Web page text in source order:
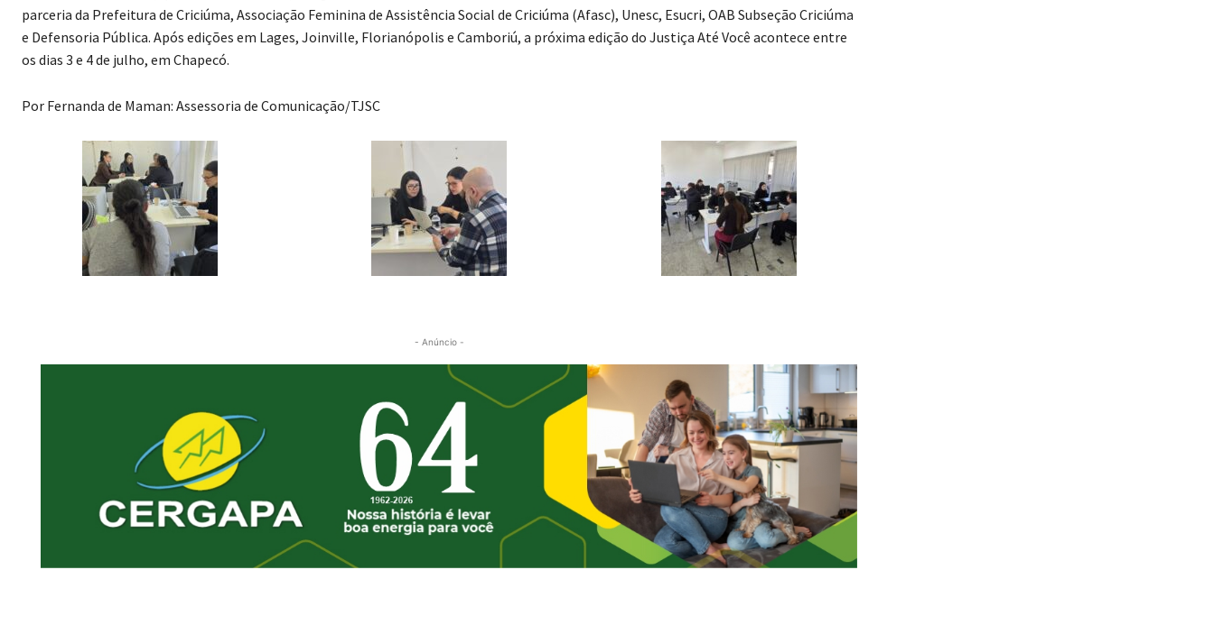
parceria da Prefeitura de Criciúma, Associação Feminina de Assistência Social de Criciúma (Afasc), Unesc, Esucri, OAB Subseção Criciúma
e Defensoria Pública. Após edições em Lages, Joinville, Florianópolis e Camboriú, a próxima edição do Justiça Até Você acontece entre
os dias 3 e 4 de julho, em Chapecó.
Por Fernanda de Maman: Assessoria de Comunicação/TJSC
- Anúncio -